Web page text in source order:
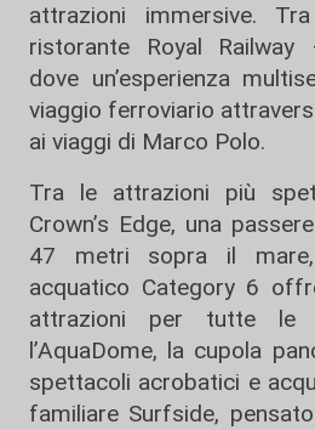
attrazioni immersive.
ristorante Royal Railway
dove un’esperienza
viaggio ferroviario
ai viaggi di Marco Polo.
Tra le attrazioni più
Crown’s Edge, una
47 metri sopra il
acquatico Category 6
attrazioni per tutte le
l’AquaDome, la cupola
spettacoli acrobatici e
familiare Surfside,